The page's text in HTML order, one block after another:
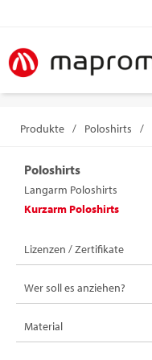
Produkte / Poloshirts /
Poloshirts
Langarm Poloshirts
Kurzarm Poloshirts
Lizenzen / Zertifikate
Wer soll es anziehen?
Damen
Herren
Material